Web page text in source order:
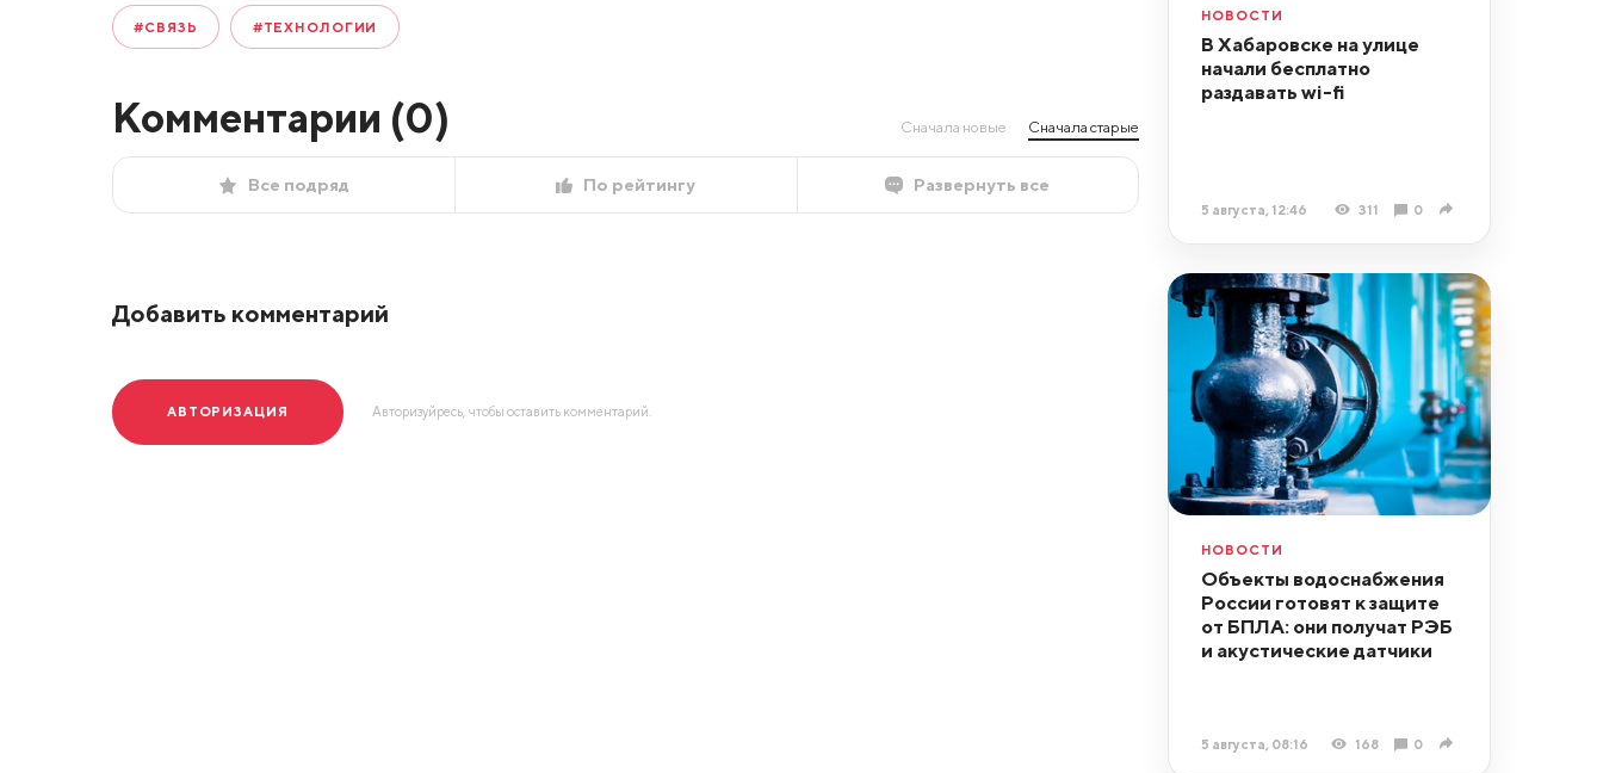
#СВЯЗЬ #ТЕХНОЛОГИИ
Комментарии (0) Сначала новые Сначала старые
Все подряд По рейтингу Развернуть все
Добавить комментарий
АВТОРИЗАЦИЯ Авторизуйресь, чтобы оставить комментарий.
НОВОСТИ
В Хабаровске на улице
начали бесплатно
раздавать wi-fi
5 августа, 12:46 311 0
НОВОСТИ
Объекты водоснабжения
России готовят к защите
от БПЛА: они получат РЭБ
и акустические датчики
5 августа, 08:16 168 0